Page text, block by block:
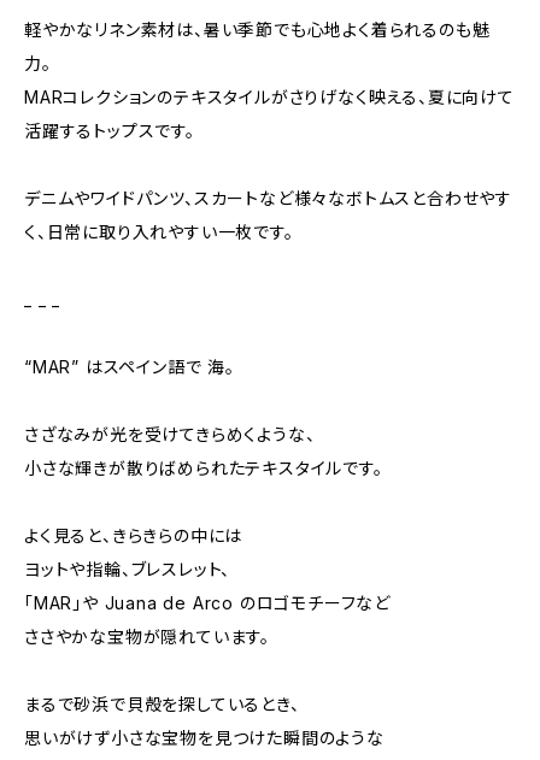
軽やかなリネン素材は、暑い季節でも心地よく着られるのも魅
力。
MARコレクションのテキスタイルがさりげなく映える、夏に向けて
活躍するトップスです。
デニムやワイドパンツ、スカートなど様々なボトムスと合わせやす
く、日常に取り入れやすい一枚です。
“MAR” はスペイン語で 海。
さざなみが光を受けてきらめくような、
小さな輝きが散りばめられたテキスタイルです。
よく見ると、きらきらの中には
ヨットや指輪、ブレスレット、
「MAR」や Juana de Arco のロゴモチーフなど
ささやかな宝物が隠れています。
まるで砂浜で貝殻を探しているとき、
思いがけず小さな宝物を見つけた瞬間のような